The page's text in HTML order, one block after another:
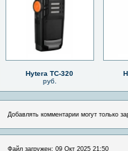
Hytera TC-320
руб.
Добавлять комментарии могут только
Файл загружен: 09 Окт 2025 21:50